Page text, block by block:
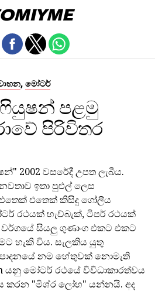
, මෝටර්
පළමු
පිරිවිතර
2002 වසරේදී උපත ලැබීය.
ඉතා පුළුල් ලෙස
එතෙක් කිසිදු ගෝලීය
රථයක් හැච්බැක්, ටිපර් රථයක්
වර්ගයේ සියලු ගුණාංග එකට එකට
හැකි විය. සැලකිය යුතු
නම හේතුවක් නොමැති
යනු මෝටර් රථයේ විවිධාකාරත්වය
කරන "මිශ්ර ලෝහ" යන්නයි. අද